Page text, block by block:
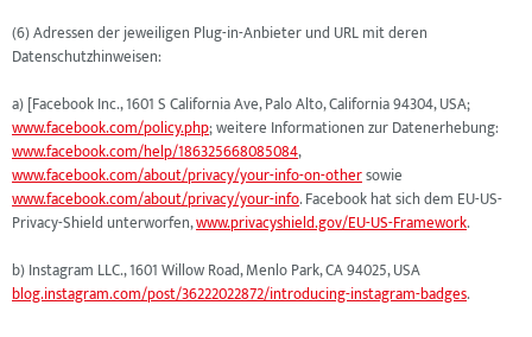
(6) Adressen der jeweiligen Plug-in-Anbieter und URL mit deren
Datenschutzhinweisen:
a) [Facebook Inc., 1601 S California Ave, Palo Alto, California 94304, USA;
www.facebook.com/policy.php; weitere Informationen zur Datenerhebung:
www.facebook.com/help/186325668085084,
www.facebook.com/about/privacy/your-info-on-othersowie
www.facebook.com/about/privacy/your-info. Facebook hat sich dem EU-US-
Privacy-Shield unterworfen,www.privacyshield.gov/EU-US-Framework.
b) Instagram LLC., 1601 Willow Road, Menlo Park, CA 94025, USA
blog.instagram.com/post/36222022872/introducing-instagram-badges.